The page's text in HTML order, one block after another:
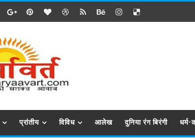
प्रांतीय विविध आलेख दुनिया रंग बिरंगी धर्म-